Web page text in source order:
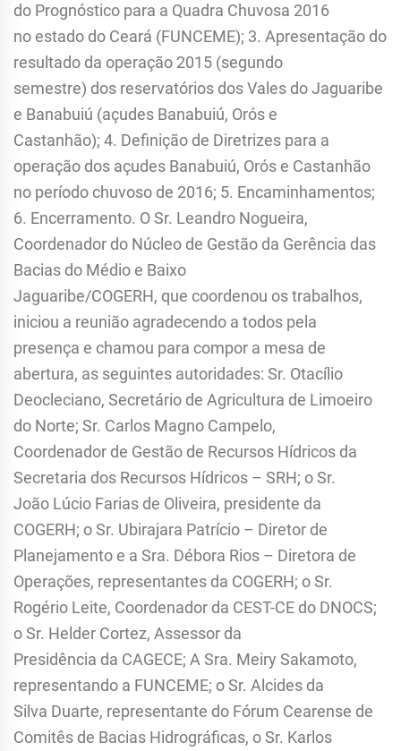
do Prognóstico para a Quadra Chuvosa 2016
no estado do Ceará (FUNCEME); 3. Apresentação do
resultado da operação 2015 (segundo
semestre) dos reservatórios dos Vales do Jaguaribe
e Banabuiú (açudes Banabuiú, Orós e
Castanhão); 4. Definição de Diretrizes para a
operação dos açudes Banabuiú, Orós e Castanhão
no período chuvoso de 2016; 5. Encaminhamentos;
6. Encerramento. O Sr. Leandro Nogueira,
Coordenador do Núcleo de Gestão da Gerência das
Bacias do Médio e Baixo
Jaguaribe/COGERH, que coordenou os trabalhos,
iniciou a reunião agradecendo a todos pela
presença e chamou para compor a mesa de
abertura, as seguintes autoridades: Sr. Otacílio
Deocleciano, Secretário de Agricultura de Limoeiro
do Norte; Sr. Carlos Magno Campelo,
Coordenador de Gestão de Recursos Hídricos da
Secretaria dos Recursos Hídricos – SRH; o Sr.
João Lúcio Farias de Oliveira, presidente da
COGERH; o Sr. Ubirajara Patrício – Diretor de
Planejamento e a Sra. Débora Rios – Diretora de
Operações, representantes da COGERH; o Sr.
Rogério Leite, Coordenador da CEST-CE do DNOCS;
o Sr. Helder Cortez, Assessor da
Presidência da CAGECE; A Sra. Meiry Sakamoto,
representando a FUNCEME; o Sr. Alcides da
Silva Duarte, representante do Fórum Cearense de
Comitês de Bacias Hidrográficas, o Sr. Karlos